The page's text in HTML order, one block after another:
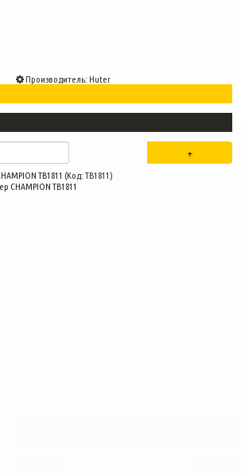
Производитель: Huter
TB1811 (Код:TB1811)